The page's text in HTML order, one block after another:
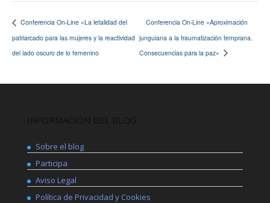
Conferencia On-Line «La letalidad del
patriarcado para las mujeres y la reactividad
del lado oscuro de lo femenino
Conferencia On-Line «Aproximación
junguiana a la traumatización temprana.
Consecuencias para la paz»
Sobre el blog
Participa
Aviso Legal
Política de Privacidad y Cookies